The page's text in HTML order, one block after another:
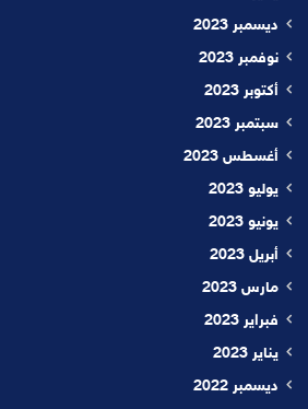
ديسمبر 2023
نوفمبر 2023
أكتوبر 2023
سبتمبر 2023
أغسطس 2023
يوليو 2023
يونيو 2023
أبريل 2023
مارس 2023
فبراير 2023
يناير 2023
ديسمبر 2022